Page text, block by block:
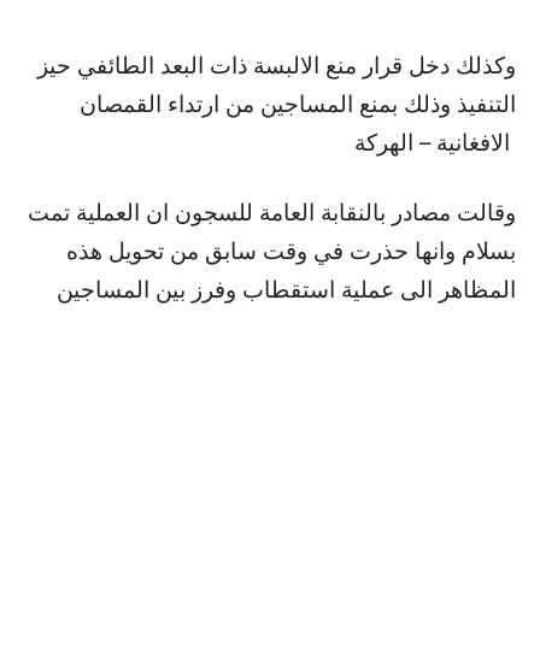
وكذلك دخل قرار منع الالبسة ذات البعد الطائفي حيز
التنفيذ وذلك بمنع المساجين من ارتداء القمصان
وقالت مصادر بالنقابة العامة للسجون ان العملية تمت
بسلام وانها حذرت في وقت سابق من تحويل هذه
المظاهر الى عملية استقطاب وفرز بين المساجين